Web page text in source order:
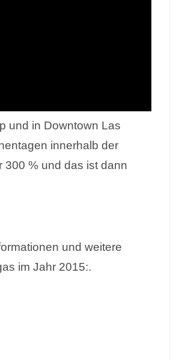
und in Downtown Las
innerhalb der
300 % und das ist dann
und weitere
im Jahr 2015:.